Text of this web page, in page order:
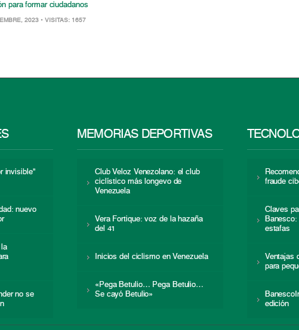
para formar ciudadanos
2023 • VISITAS: 1657
invisible”
nuevo
no se
MEMORIAS DEPORTIVAS
Club Veloz Venezolano: el club
ciclístico más longevo de
Venezuela
Vera Fortique: voz de la hazaña
del 41
Inicios del ciclismo en Venezuela
«Pega Betulio… Pega Betulio…
Se cayó Betulio»
fraude
Claves
estafas
Ventajas
para
edición